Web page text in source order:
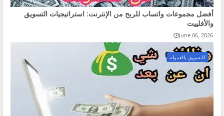
أفضل مجموعات واتساب للربح من الإنترنت: استراتيجيات التسويق
والأفلييت
June 06, 2026
التسويق بالعمولة